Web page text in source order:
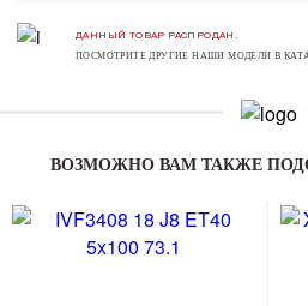
ДАННЫЙ ТОВАР РАСПРОДАН.
ПОСМОТРИТЕ ДРУГИЕ НАШИ МОДЕЛИ В
ВОЗМОЖНО ВАМ ТАКЖЕ